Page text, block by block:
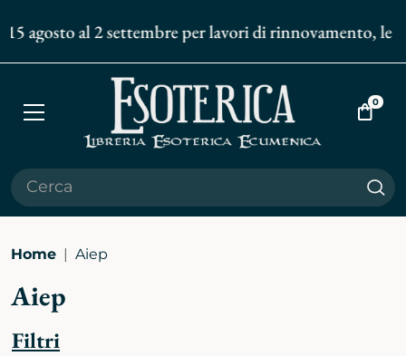
agosto al 2 settembre per lavori di rinnovamento,
Apri
Vai
0
Home Aiep
Aiep
Filtri